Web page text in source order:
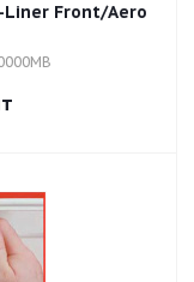
Liner Front/Aero